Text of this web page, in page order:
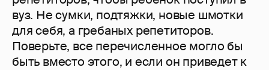
вуз. Не сумки, подтяжки, новые шмотки
для себя, а гребаных репетиторов.
Поверьте, все перечисленное могло бы
быть вместо этого, и если он приведет к